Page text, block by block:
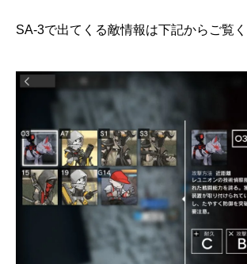
SA-3で出てくる敵情報は下記からご覧く